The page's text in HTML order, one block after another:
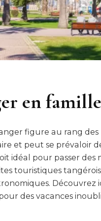
en
figure au rang
et peut se prévaloir
idéal pour passer
touristiques
Découvrez
des vacances